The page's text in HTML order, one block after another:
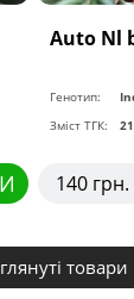
Auto Nl
Генотип:
Зміст ТГК:
140 грн.
товари